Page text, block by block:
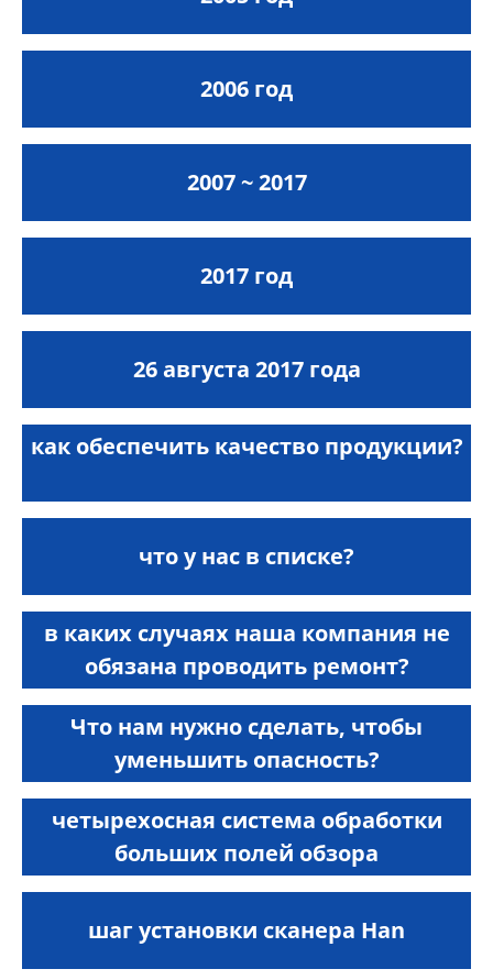
2006 год
2007 ~ 2017
2017 год
26 августа 2017 года
как обеспечить качество продукции?
что у нас в списке?
в каких случаях наша компания не
обязана проводить ремонт?
Что нам нужно сделать, чтобы
уменьшить опасность?
четырехосная система обработки
больших полей обзора
шаг установки сканера Han